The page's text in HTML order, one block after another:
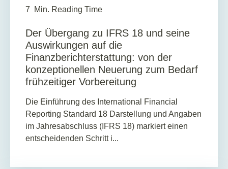
7 Min. Reading Time
Der Übergang zu IFRS 18 und seine
Auswirkungen auf die
Finanzberichterstattung: von der
konzeptionellen Neuerung zum Bedarf
frühzeitiger Vorbereitung
Die Einführung des International Financial
Reporting Standard 18 Darstellung und Angaben
im Jahresabschluss (IFRS 18) markiert einen
entscheidenden Schritt i...